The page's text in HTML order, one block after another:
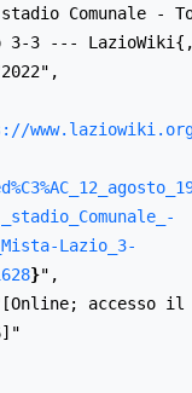
Comunale -
3-3 ---
Lazio_3-
}",